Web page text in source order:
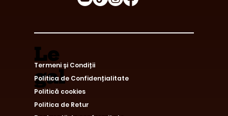
Le
gal
Termeni și Condiții
Politica de Confidențialitate
Politică cookies
Politica de Retur